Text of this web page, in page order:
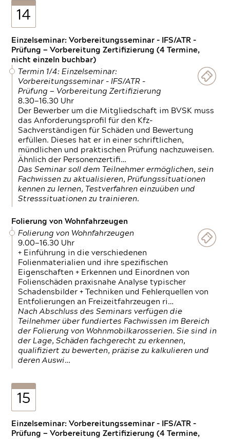
14
Einzelseminar: Vorbereitungsseminar - IFS/ATR -
Prüfung — Vorbereitung Zertifizierung (4 Termine,
nicht einzeln buchbar)
Termin 1/4: Einzelseminar:
Vorbereitungsseminar - IFS/ATR -
Prüfung — Vorbereitung Zertifizierung
8.30—16.30 Uhr
Der Bewerber um die Mitgliedschaft im BVSK muss
das Anforderungsprofil für den Kfz-
Sachverständigen für Schäden und Bewertung
erfüllen. Dieses hat er in einer schriftlichen,
mündlichen und praktischen Prüfung nachzuweisen.
Ähnlich der Personenzertifi…
Das Seminar soll dem Teilnehmer ermöglichen, sein
Fachwissen zu aktualisieren, Prüfungssituationen
kennen zu lernen, Testverfahren einzuüben und
Stresssituationen zu trainieren.
Folierung von Wohnfahrzeugen
Folierung von Wohnfahrzeugen
9.00—16.30 Uhr
+ Einführung in die verschiedenen
Folienmaterialien und ihre spezifischen
Eigenschaften + Erkennen und Einordnen von
Folienschäden praxisnahe Analyse typischer
Schadensbilder + Techniken und Fehlerquellen von
Entfolierungen an Freizeitfahrzeugen ri…
Nach Abschluss des Seminars verfügen die
Teilnehmer über fundiertes Fachwissen im Bereich
der Folierung von Wohnmobilkarosserien. Sie sind in
der Lage, Schäden fachgerecht zu erkennen,
qualifiziert zu bewerten, präzise zu kalkulieren und
deren Auswi…
15
Einzelseminar: Vorbereitungsseminar - IFS/ATR -
Prüfung — Vorbereitung Zertifizierung (4 Termine,